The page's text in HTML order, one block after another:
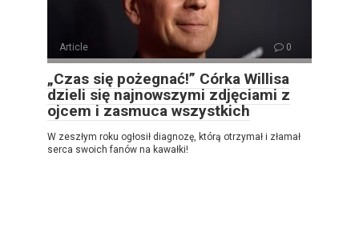
Article 0
„Czas się pożegnać!” Córka Willisa
dzieli się najnowszymi zdjęciami z
ojcem i zasmuca wszystkich
W zeszłym roku ogłosił diagnozę, którą otrzymał i złamał
serca swoich fanów na kawałki!